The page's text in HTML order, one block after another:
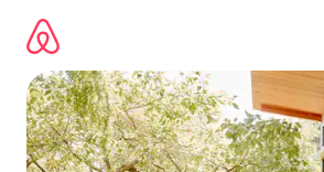
kwenda
kwenye
maudhui